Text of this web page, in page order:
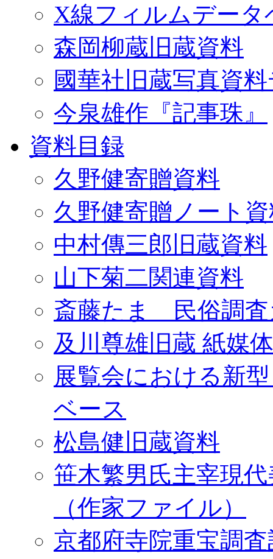
X線フィルムデータ
森岡柳蔵旧蔵資料
國華社旧蔵写真資
今泉雄作『記事珠』
資料目録
久野健寄贈資料
久野健寄贈ノート
中村傳三郎旧蔵資料
山下菊二関連資料
斎藤たま 民俗調査
及川尊雄旧蔵 紙媒
展覧会における新
ベース
松島健旧蔵資料
笹木繁男氏主宰現
（作家ファイル）
京都府寺院重宝調